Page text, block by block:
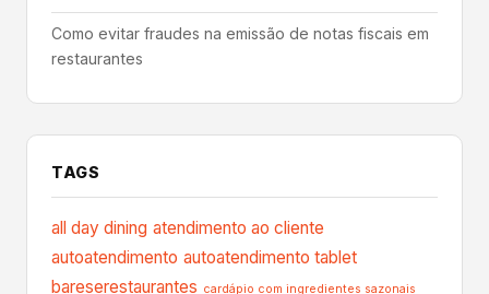
Como evitar fraudes na emissão de notas fiscais em
restaurantes
TAGS
all day dining atendimento ao cliente
autoatendimento autoatendimento tablet
bareserestaurantes cardápio com ingredientes sazonais